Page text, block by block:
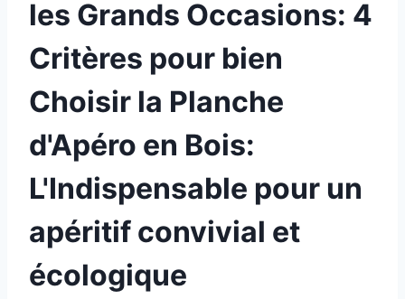
les Grands Occasions: 4
Critères pour bien
Choisir la Planche
d'Apéro en Bois:
L'Indispensable pour un
apéritif convivial et
écologique